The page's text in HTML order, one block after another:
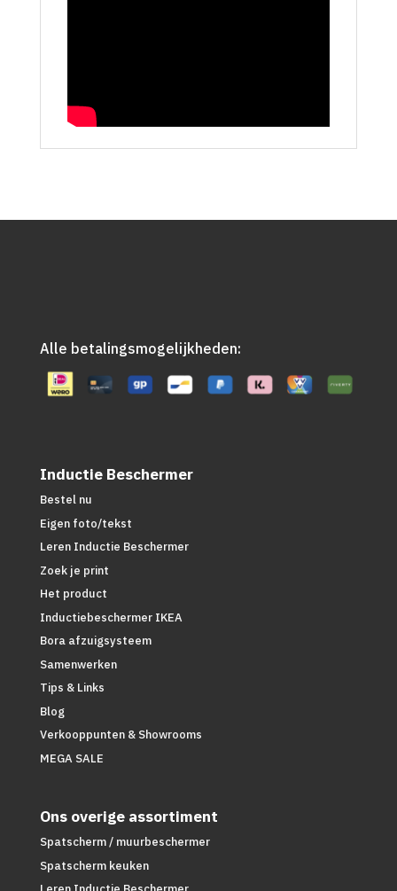
Alle betalingsmogelijkheden:
Inductie Beschermer
Bestel nu
Eigen foto/tekst
Leren Inductie Beschermer
Zoek je print
Het product
Inductiebeschermer IKEA
Bora afzuigsysteem
Samenwerken
Tips & Links
Blog
Verkooppunten & Showrooms
MEGA SALE
Ons overige assortiment
Spatscherm / muurbeschermer
Spatscherm keuken